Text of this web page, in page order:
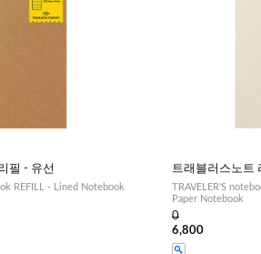
필 - 유선
REFILL - Lined Notebook
트래블러스노트
TRAVELER'S
Paper Notebook
0
6,800